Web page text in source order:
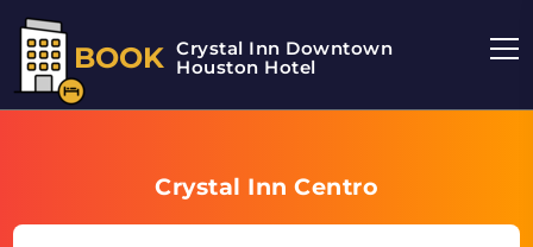
BOOK Crystal Inn Downtown
Houston Hotel
Crystal Inn Centro